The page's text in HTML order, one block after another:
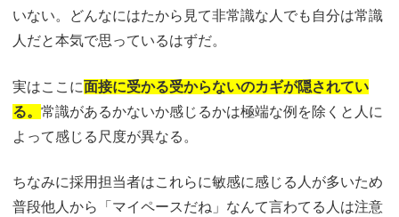
いない。どんなにはたから見て非常識な人でも自分は常識
人だと本気で思っているはずだ。
実はここに面接に受かる受からないのカギが隠されてい
る。常識があるかないか感じるかは極端な例を除くと人に
よって感じる尺度が異なる。
ちなみに採用担当者はこれらに敏感に感じる人が多いため
普段他人から「マイペースだね」なんて言わてる人は注意